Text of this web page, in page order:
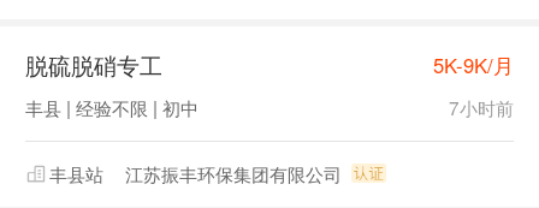
脱硫脱硝专工 5K-9K/月
丰县 | 经验不限 | 初中 7小时前
丰县站 江苏振丰环保集团有限公司